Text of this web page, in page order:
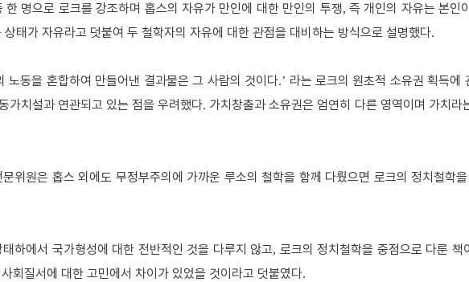
명으로 로크를 강조하며 홉스의 자유가 만인에 대한 만인의 투쟁,즉 개인의 자유는 본인
태가 자유라고 덧붙여 두 철학자의 자유에 대한 관점을 대비하는 방식으로 설명했다.
노동을 혼합하여 만들어낸 결과물은 그 사람의 것이다.’ 라는 로크의 원초적 소유권 획득에
가치설과 연관되고 있는 점을 우려했다. 가치창출과 소유권은 엄연히 다른 영역이며 가치
위원은 홉스 외에도 무정부주의에 가까운 루소의 철학을 함께 다뤘으면 로크의 정치철학
하에서 국가형성에 대한 전반적인 것을 다루지 않고, 로크의 정치철학을 중점으로 다룬 책
회질서에 대한 고민에서 차이가 있었을 것이라고 덧붙였다.